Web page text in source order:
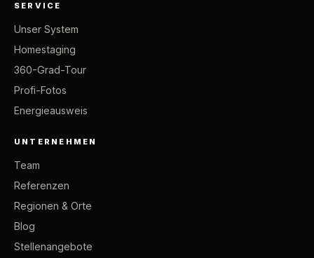
SERVICE
Unser System
Homestaging
360-Grad-Tour
Profi-Fotos
Energieausweis
UNTERNEHMEN
Team
Referenzen
Regionen & Orte
Blog
Stellenangebote